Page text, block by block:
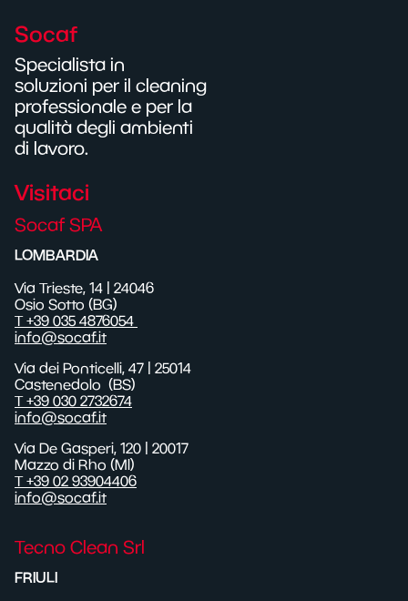
Socaf
Specialista in
soluzioni per il cleaning
professionale e per la
qualità degli ambienti
di lavoro.
Visitaci
Socaf SPA
LOMBARDIA
Via Trieste, 14 | 24046
Osio Sotto (BG)
T +39 035 4876054
info@socaf.it
Via dei Ponticelli, 47
| 25014
Castenedolo (BS)
T +39 030 2732674
info@socaf.it
Via De Gasperi, 120 | 20017
Mazzo di Rho (MI)
T +39 02 93904406
info@socaf.it
Tecno Clean Srl
FRIULI